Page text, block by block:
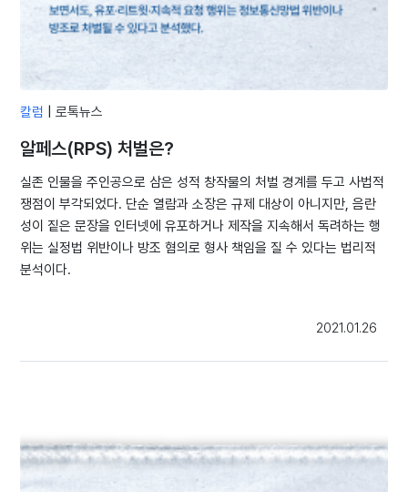
칼럼 |로톡뉴스
알페스(RPS) 처벌은?
실존 인물을 주인공으로 삼은 성적 창작물의 처벌 경계를 두고 사법적
쟁점이 부각되었다. 단순 열람과 소장은 규제 대상이 아니지만, 음란
성이 짙은 문장을 인터넷에 유포하거나 제작을 지속해서 독려하는 행
위는 실정법 위반이나 방조 혐의로 형사 책임을 질 수 있다는 법리적
분석이다.
2021.01.26